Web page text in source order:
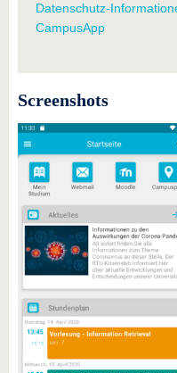
Datenschutz-
CampusApp
Screenshots